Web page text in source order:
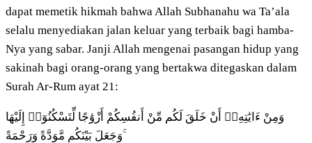
dapat memetik hikmah bahwa Allah Subhanahu wa Ta’ala
selalu menyediakan jalan keluar yang terbaik bagi hamba-
Nya yang sabar. Janji Allah mengenai pasangan hidup yang
sakinah bagi orang-orang yang bertakwa ditegaskan dalam
Surah Ar-Rum ayat 21:
وَمِنْ ءَايَٰتِهِۦٓ أَنْ خَلَقَ لَكُم مِّنْ أَنفُسِكُمْ أَزْوَٰجًا لِّتَسْكُنُوٓا۟ إِلَيْهَا
وَجَعَلَ بَيْنَكُم مَّوَدَّةً وَرَحْمَةً ۚ